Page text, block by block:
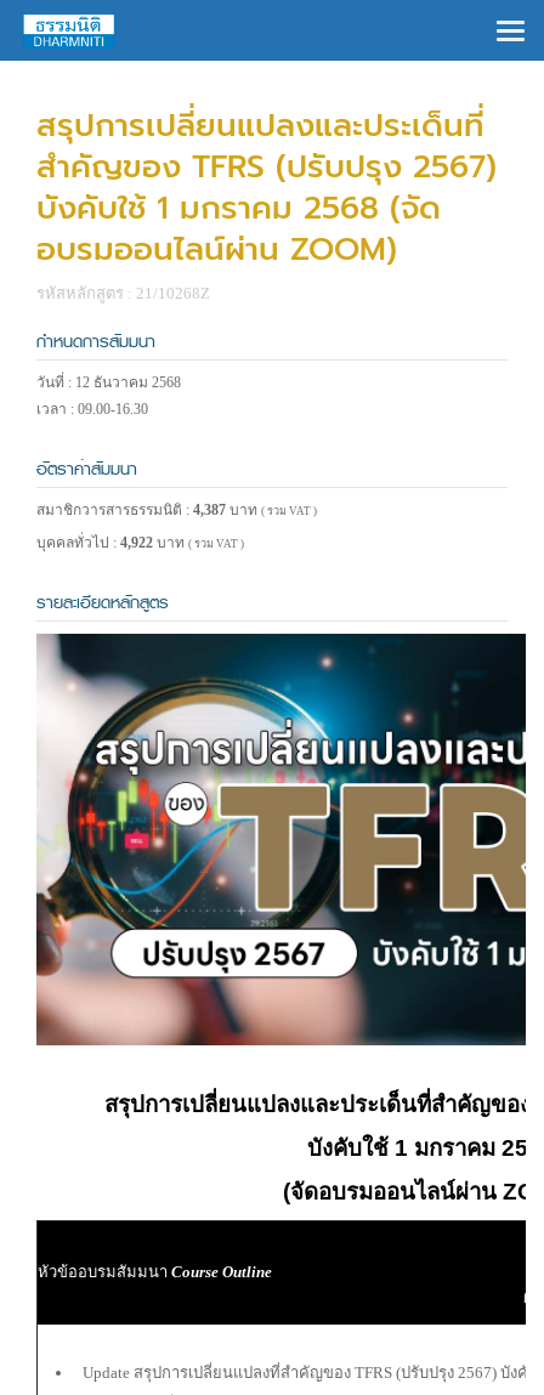
สรุปการเปลี่ยนแปลงและประเด็นที่
สำคัญของ TFRS (ปรับปรุง 2567)
บังคับใช้ 1 มกราคม 2568 (จัด
อบรมออนไลน์ผ่าน ZOOM)
รหัสหลักสูตร : 21/10268Z
กำหนดการสัมมนา
วันที่ : 12 ธันวาคม 2568
เวลา : 09.00-16.30
อัตราค่าสัมมนา
สมาชิกวารสารธรรมนิติ : 4,387 บาท ( รวม VAT )
บุคคลทั่วไป : 4,922 บาท ( รวม VAT )
รายละเอียดหลักสูตร
สรุปการเปลี่ยนแปลงและประเด็นที่สำคัญของ
บังคับใช้ 1 มกราคม
(จัดอบรมออนไลน์ผ่าน
หัวข้ออบรมสัมมนา Course Outline
ผู้
Update สรุปการเปลี่ยนแปลงที่สำคัญของ TFRS (ปรับปรุง 2567) บังคั
×